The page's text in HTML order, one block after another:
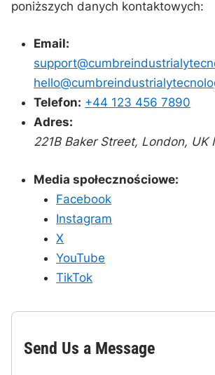
poniższych danych kontaktowych:
Email:
Telefon: +44 123 456 7890
Adres:
221B Baker Street, London, UK
Media społecznościowe:
Facebook
Instagram
X
YouTube
TikTok
Send Us a Message